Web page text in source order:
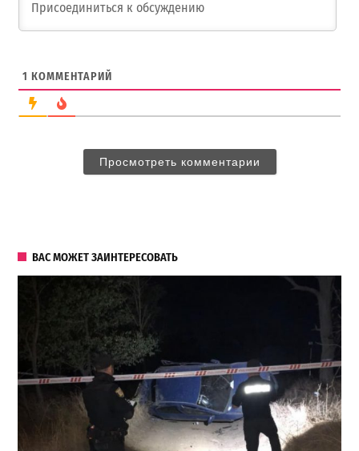
1 КОММЕНТАРИЙ
Просмотреть комментарии
ВАС МОЖЕТ ЗАИНТЕРЕСОВАТЬ